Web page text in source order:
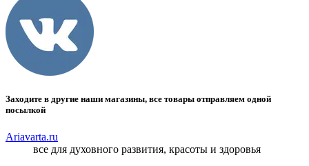
Заходите в другие наши магазины, все товары отправляем одной
посылкой
Ariavarta.ru
все для духовного развития, красоты и здоровья